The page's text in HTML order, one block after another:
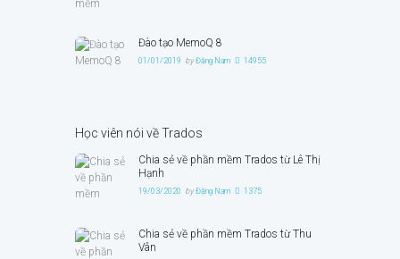
Đào tạo MemoQ 8
01/01/2019 byĐặng Nam 14955
Học viên nói về Trados
Chia sẻ về phần mềm Trados từ Lê Thị
Hạnh
19/03/2020 byĐặng Nam 1375
Chia sẻ về phần mềm Trados từ Thu
Vân